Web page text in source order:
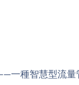
一種智慧型流量